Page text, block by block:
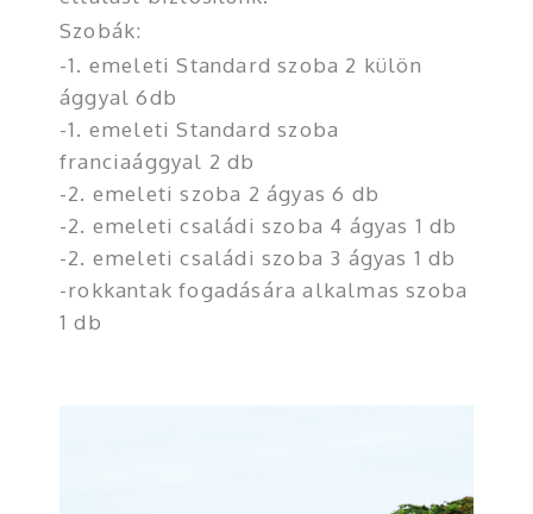
Szobák:
-1. emeleti Standard szoba 2 külön
ággyal 6db
-1. emeleti Standard szoba
franciaággyal 2 db
-2. emeleti szoba 2 ágyas 6 db
-2. emeleti családi szoba 4 ágyas 1 db
-2. emeleti családi szoba 3 ágyas 1 db
-rokkantak fogadására alkalmas szoba
1 db